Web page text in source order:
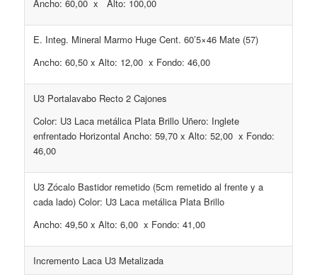
Ancho: 60,00 x Alto: 100,00
E. Integ. Mineral Marmo Huge Cent. 60’5×46 Mate (57)
Ancho: 60,50 x Alto: 12,00 x Fondo: 46,00
U3 Portalavabo Recto 2 Cajones
Color: U3 Laca metálica Plata Brillo Uñero: Inglete
enfrentado Horizontal Ancho: 59,70 x Alto: 52,00 x Fondo:
46,00
U3 Zócalo Bastidor remetido (5cm remetido al frente y a
cada lado) Color: U3 Laca metálica Plata Brillo
Ancho: 49,50 x Alto: 6,00 x Fondo: 41,00
Incremento Laca U3 Metalizada